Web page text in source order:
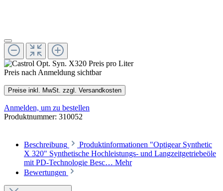
Preis nach Anmeldung sichtbar
Preise inkl. MwSt. zzgl. Versandkosten
Anmelden, um zu bestellen
Produktnummer: 310052
Beschreibung
Produktinformationen "Optigear Synthetic
X 320" Synthetische Hochleistungs- und Langzeitgetriebeöle
mit PD-Technologie Besc… Mehr
Bewertungen